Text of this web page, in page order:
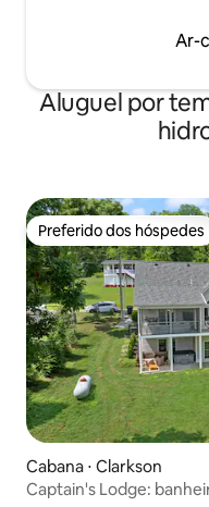
Ar-
Aluguel por
Preferido dos hóspedes
Preferido dos hóspedes
Cabana ⋅ Clarkson
Captain's Lodge: